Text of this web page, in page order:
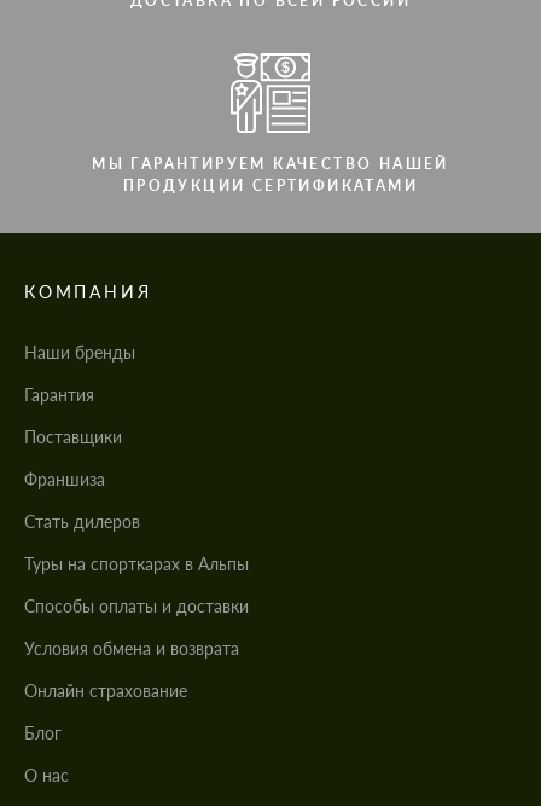
МЫ ГАРАНТИРУЕМ КАЧЕСТВО НАШЕЙ
ПРОДУКЦИИ СЕРТИФИКАТАМИ
КОМПАНИЯ
Наши бренды
Гарантия
Поставщики
Франшиза
Стать дилеров
Туры на спорткарах в Альпы
Cпособы оплаты и доставки
Условия обмена и возврата
Онлайн страхование
Блог
О нас